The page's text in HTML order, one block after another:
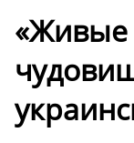
«Живые